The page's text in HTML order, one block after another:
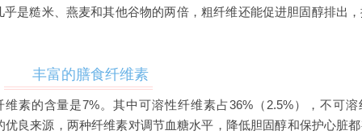
是糙米、燕麦和其他谷物的两倍，粗纤维还能促进胆固醇排出
丰富的膳食纤维素
素的含量是7%。其中可溶性纤维素占36%（2.5%），不可溶
良来源，两种纤维素对调节血糖水平，降低胆固醇和保护心脏